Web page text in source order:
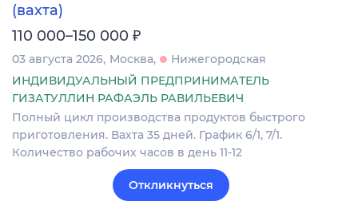
(вахта)
110 000–150 000 ₽
03 августа 2026 Москва
Нижегородская
ИНДИВИДУАЛЬНЫЙ ПРЕДПРИНИМАТЕЛЬ
ГИЗАТУЛЛИН РАФАЭЛЬ РАВИЛЬЕВИЧ
Полный цикл производства продуктов быстрого
приготовления. Вахта 35 дней. График 6/1, 7/1.
Количество рабочих часов в день 11-12
Откликнуться